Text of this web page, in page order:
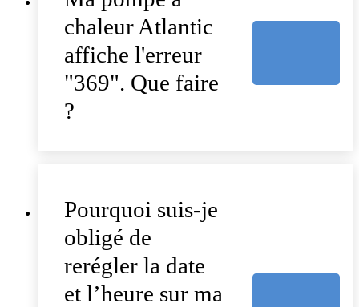
chaleur Atlantic
affiche l'erreur
"369". Que faire
?
Pourquoi suis-je
obligé de
rerégler la date
et l’heure sur ma